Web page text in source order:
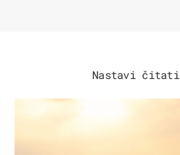
Nastavi čitati